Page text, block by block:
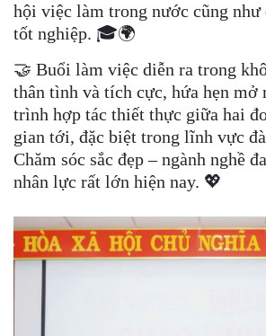
hội việc làm trong nước cũng như
tốt nghiệp. 🎓🌍
🤝 Buổi làm việc diễn ra trong
thân tình và tích cực, hứa hẹn mở
trình hợp tác thiết thực giữa hai
gian tới, đặc biệt trong lĩnh vực
Chăm sóc sắc đẹp – ngành nghề
nhân lực rất lớn hiện nay. 💖